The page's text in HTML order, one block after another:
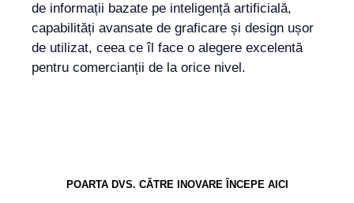
de informații bazate pe inteligență artificială,
capabilități avansate de graficare și design ușor
de utilizat, ceea ce îl face o alegere excelentă
pentru comercianții de la orice nivel.
POARTA DVS. CĂTRE INOVARE ÎNCEPE AICI